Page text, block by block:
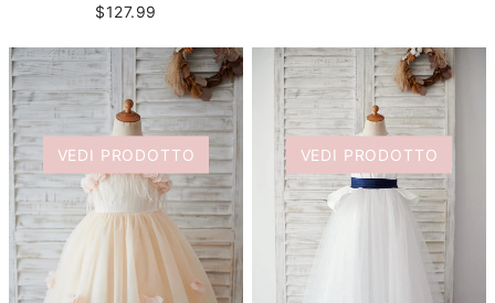
$127.99
VEDI PRODOTTO VEDI PRODOTTO